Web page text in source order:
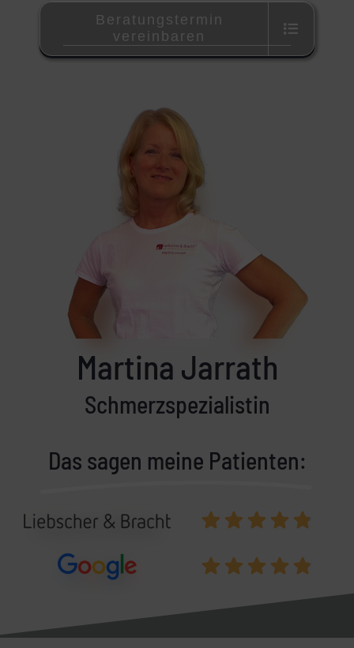
Beratungstermin
vereinbaren
Martina Jarrath
Schmerzspezialistin
Das sagen meine Patienten: